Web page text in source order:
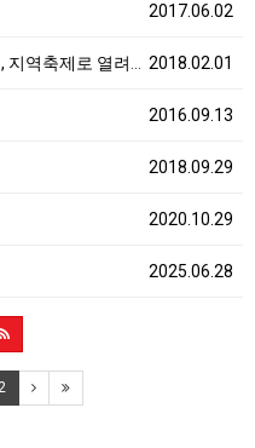
2017.06.02
2018.02.01
역축제로 열려요
2016.09.13
2018.09.29
2020.10.29
2025.06.28
2